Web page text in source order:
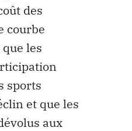
des
courbe
les
sports
et que les
aux